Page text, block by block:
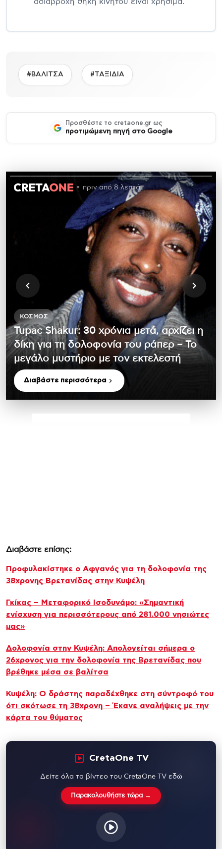
αδιάβροχη θήκη κινητού είναι χρήσιμα.
#ΒΑΛΙΤΣΑ #ΤΑΞΙΔΙΑ
Προσθέστε το cretaone.gr ως
προτιμώμενη πηγή στο Google
πριν από 8 λεπτά
ΚΌΣΜΟΣ
Tupac Shakur: 30 χρόνια μετά, αρχίζει η
δίκη για τη δολοφονία του ράπερ – Το
μεγάλο μυστήριο με τον εκτελεστή
Διαβάστε περισσότερα
Διαβάστε επίσης:
Προφυλακίστηκε ο Αφγανός για τη δολοφονία της
38χρονης Βρετανίδας στην Κυψέλη
Γκίκας – Μεταφορικό Ισοδυνάμο: «Σημαντική
ενίσχυση για περισσότερους από 281.000 νησιώτες
μας»
Δολοφονία στην Κυψέλη: Απολογείται σήμερα ο
26χρονος για την δολοφονία της Βρετανίδας που
βρέθηκε μέσα σε βαλίτσα
Κυψέλη: Ο δράστης παραδέχθηκε στη σύντροφό του
ότι σκότωσε τη 38χρονη – Έκανε αναλήψεις με την
κάρτα του θύματος
CretaOne TV
Δείτε όλα τα βίντεο του CretaOne TV εδώ
Παρακολουθήστε τώρα →